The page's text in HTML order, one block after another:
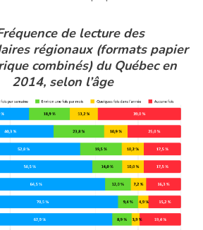
de lecture des
régionaux (formats papier
combinés)du Québec en
2014, selon l’âge